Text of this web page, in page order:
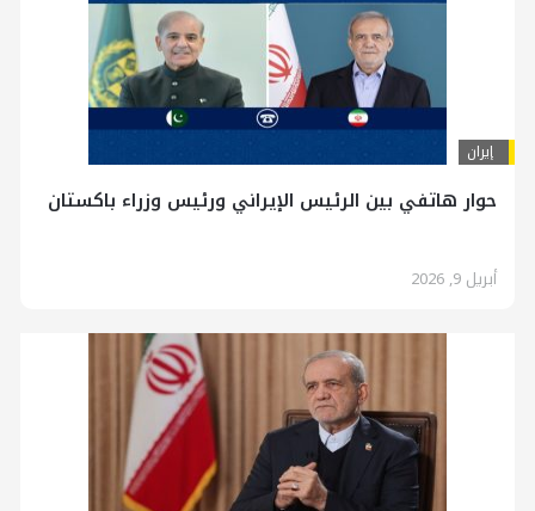
إيران
حوار هاتفي بين الرئيس الإيراني ورئيس وزراء باكستان
أبريل 9, 2026